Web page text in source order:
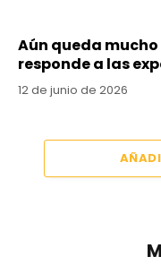
Aún queda
responde a las
12 de junio de 2026